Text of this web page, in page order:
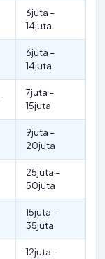
6juta –
14juta
6juta –
14juta
7juta –
15juta
9juta –
20juta
25juta –
50juta
15juta –
35juta
12juta –